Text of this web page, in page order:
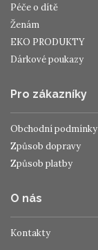
Péče o dítě
Ženám
EKO PRODUKTY
Dárkové poukazy
Pro zákazníky
Obchodní podmínky
Způsob dopravy
Způsob platby
O nás
Kontakty